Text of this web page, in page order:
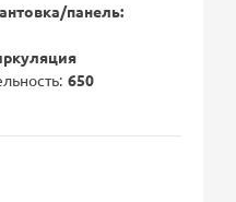
панель:
650